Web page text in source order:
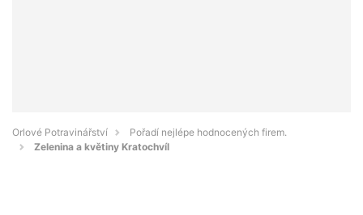
Orlové Potravinářství
Pořadí nejlépe hodnocených firem.
Zelenina a květiny Kratochvíl